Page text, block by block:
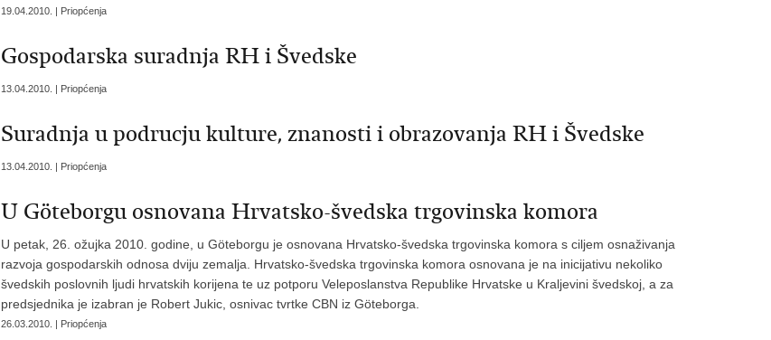
19.04.2010. | Priopćenja
Gospodarska suradnja RH i Švedske
13.04.2010. | Priopćenja
Suradnja u podrucju kulture, znanosti i obrazovanja RH i Švedske
13.04.2010. | Priopćenja
U Göteborgu osnovana Hrvatsko-švedska trgovinska komora
U petak, 26. ožujka 2010. godine, u Göteborgu je osnovana Hrvatsko-švedska trgovinska komora s ciljem osnaživanja
razvoja gospodarskih odnosa dviju zemalja. Hrvatsko-švedska trgovinska komora osnovana je na inicijativu nekoliko
švedskih poslovnih ljudi hrvatskih korijena te uz potporu Veleposlanstva Republike Hrvatske u Kraljevini švedskoj, a za
predsjednika je izabran je Robert Jukic, osnivac tvrtke CBN iz Göteborga.
26.03.2010. | Priopćenja